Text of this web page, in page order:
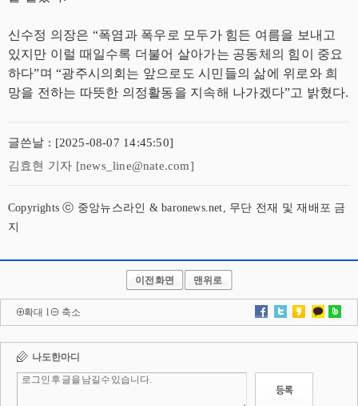
신수정 의장은 “폭염과 폭우로 모두가 힘든 여름을 보내고
있지만 이럴 때일수록 더불어 살아가는 공동체의 힘이 중요
하다”며 “광주시의회는 앞으로도 시민들의 삶에 위로와 희
망을 전하는 따뜻한 의정활동을 지속해 나가겠다”고 밝혔다.
글쓴날 : [2025-08-07 14:45:50]
김효현 기자 [news_line@nate.com]
Copyrights ⓒ 중앙뉴스라인 & baronews.net, 무단 전재 및 재배포 금
지
이전화면 맨위로
확대 l 축소